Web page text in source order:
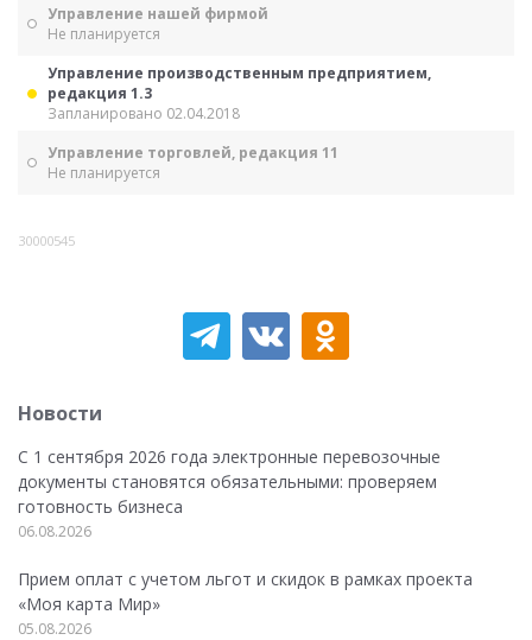
Управление нашей фирмой
Не планируется
Управление производственным предприятием,
редакция 1.3
Запланировано 02.04.2018
Управление торговлей, редакция 11
Не планируется
30000545
Новости
С 1 сентября 2026 года электронные перевозочные
документы становятся обязательными: проверяем
готовность бизнеса
06.08.2026
Прием оплат с учетом льгот и скидок в рамках проекта
«Моя карта Мир»
05.08.2026